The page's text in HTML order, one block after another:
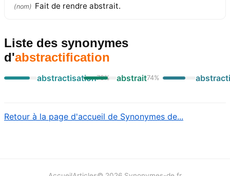
(nom) Fait de rendre abstrait.
Liste des synonymes
d'abstractification
abstractisation78% abstrait74%
Retour à la page d'accueil de Synonymes de...